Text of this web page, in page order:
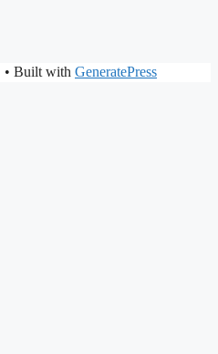
• Built with GeneratePress